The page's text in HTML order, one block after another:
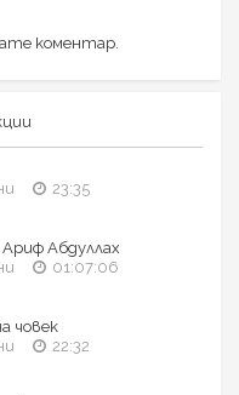
коментар.
23:35
Абдуллах
01:07:06
човек
22:32